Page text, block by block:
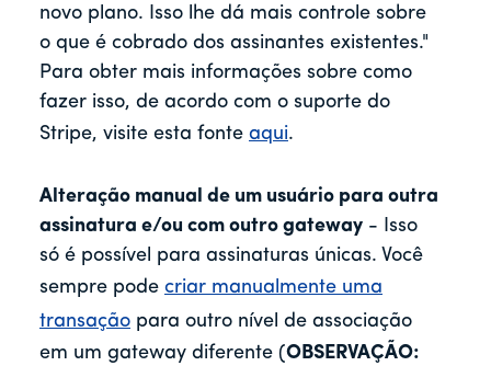
novo plano. Isso lhe dá mais controle sobre
o que é cobrado dos assinantes existentes."
Para obter mais informações sobre como
fazer isso, de acordo com o suporte do
Stripe, visite esta fonte aqui.
Alteração manual de um usuário para outra
assinatura e/ou com outro gateway - Isso
só é possível para assinaturas únicas. Você
sempre pode criar manualmente uma
transação para outro nível de associação
em um gateway diferente (OBSERVAÇÃO: